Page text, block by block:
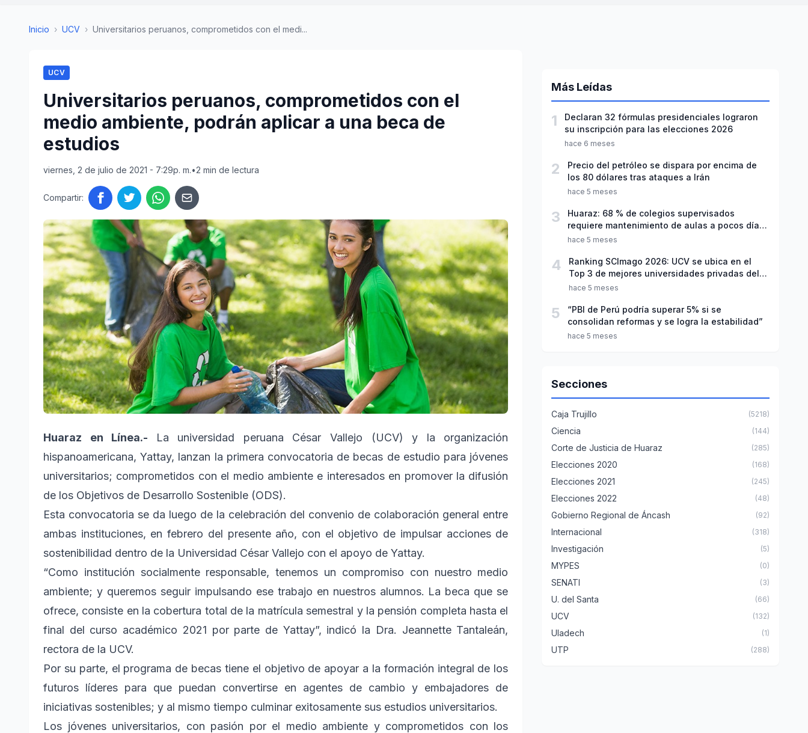
Inicio › UCV › Universitarios peruanos, comprometidos con el medi...
UCV
Universitarios peruanos, comprometidos con el
medio ambiente, podrán aplicar a una beca de
estudios
viernes, 2 de julio de 2021 - 7:29p. m.•2 min de lectura
Compartir:
Huaraz en Línea.-
La universidad peruana César Vallejo (UCV) y la organización
hispanoamericana, Yattay, lanzan la primera convocatoria de becas de estudio para jóvenes
universitarios; comprometidos con el medio ambiente e interesados en promover la difusión
de los Objetivos de Desarrollo Sostenible (ODS).
Esta convocatoria se da luego de la celebración del convenio de colaboración general entre
ambas instituciones, en febrero del presente año, con el objetivo de impulsar acciones de
sostenibilidad dentro de la Universidad César Vallejo con el apoyo de Yattay.
“Como institución socialmente responsable, tenemos un compromiso con nuestro medio
ambiente; y queremos seguir impulsando ese trabajo en nuestros alumnos. La beca que se
ofrece, consiste en la cobertura total de la matrícula semestral y la pensión completa hasta el
final del curso académico 2021 por parte de Yattay”, indicó la Dra. Jeannette Tantaleán,
rectora de la UCV.
Por su parte, el programa de becas tiene el objetivo de apoyar a la formación integral de los
futuros líderes para que puedan convertirse en agentes de cambio y embajadores de
iniciativas sostenibles; y al mismo tiempo culminar exitosamente sus estudios universitarios.
Los jóvenes universitarios, con pasión por el medio ambiente y comprometidos con los
Más Leídas
1
Declaran 32 fórmulas presidenciales lograron
su inscripción para las elecciones 2026
hace 6 meses
2
Precio del petróleo se dispara por encima de
los 80 dólares tras ataques a Irán
hace 5 meses
3
Huaraz: 68 % de colegios supervisados
requiere mantenimiento de aulas a pocos días
de inicio del año escolar 2026
hace 5 meses
4
Ranking SCImago 2026: UCV se ubica en el
Top 3 de mejores universidades privadas del
Perú
hace 5 meses
5
“PBI de Perú podría superar 5% si se
consolidan reformas y se logra la estabilidad”
hace 5 meses
Secciones
Caja Trujillo (5218)
Ciencia (144)
Corte de Justicia de Huaraz (285)
Elecciones 2020 (168)
Elecciones 2021 (245)
Elecciones 2022 (48)
Gobierno Regional de Áncash (92)
Internacional (318)
Investigación (5)
MYPES (0)
SENATI (3)
U. del Santa (66)
UCV (132)
Uladech (1)
UTP (288)